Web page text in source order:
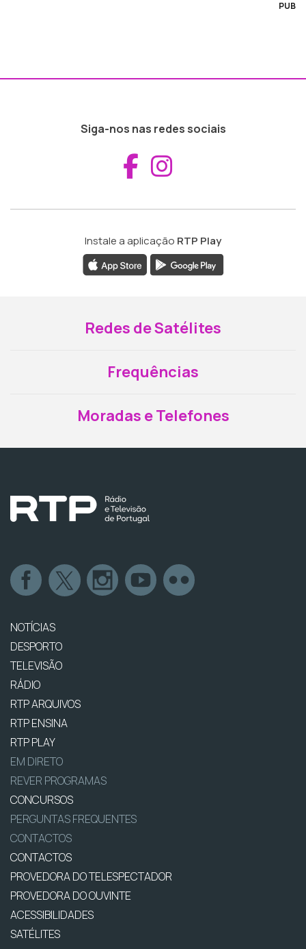
PUB
Siga-nos nas redes sociais
Aceder ao
Instale a aplicação RTP Play
Redes de Satélites
Frequências
Moradas e Telefones
NOTÍCIAS
DESPORTO
TELEVISÃO
RÁDIO
RTP ARQUIVOS
RTP ENSINA
RTP PLAY
EM DIRETO
REVER PROGRAMAS
CONCURSOS
PERGUNTAS FREQUENTES
CONTACTOS
CONTACTOS
PROVEDORA DO TELESPECTADOR
PROVEDORA DO OUVINTE
ACESSIBILIDADES
SATÉLITES